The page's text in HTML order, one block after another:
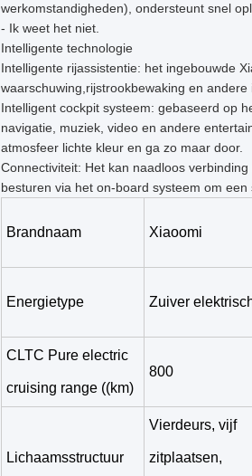
werkomstandigheden), ondersteunt snel
- Ik weet het niet.
Intelligente technologie
Intelligente rijassistentie: het ingebouwde
waarschuwing,rijstrookbewaking en
Intelligent cockpit systeem: gebaseerd op
navigatie, muziek, video en andere
atmosfeer lichte kleur en ga zo maar door.
Connectiviteit: Het kan naadloos
besturen via het on-board systeem om een
Brandnaam Xiaoomi
Energietype Zuiver
CLTC Pure electric
cruising range ((km)
800
Lichaamsstructuur
Vierdeurs, vijf
zitplaatsen,